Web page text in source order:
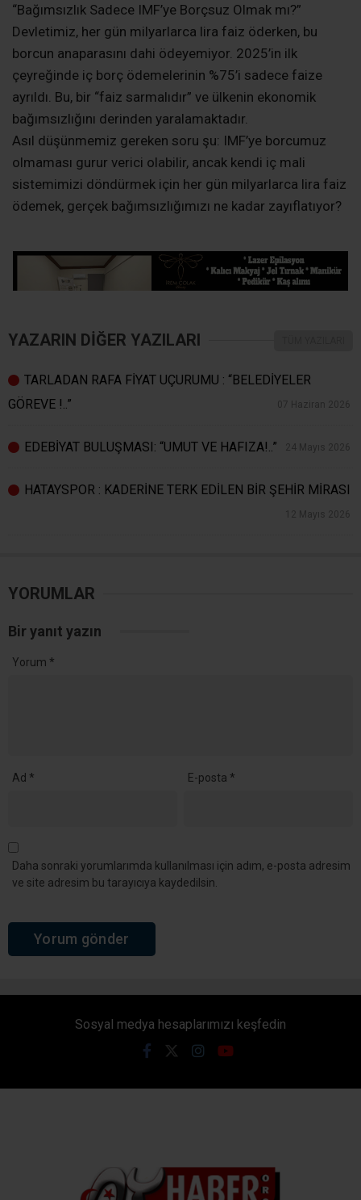
“Bağımsızlık Sadece IMF’ye Borçsuz Olmak mı?”
​Devletimiz, her gün milyarlarca lira faiz öderken, bu
borcun anaparasını dahi ödeyemiyor. 2025’in ilk
çeyreğinde iç borç ödemelerinin %75’i sadece faize
ayrıldı. Bu, bir “faiz sarmalıdır” ve ülkenin ekonomik
bağımsızlığını derinden yaralamaktadır.
​Asıl düşünmemiz gereken soru şu: IMF’ye borcumuz
olmaması gurur verici olabilir, ancak kendi iç mali
sistemimizi döndürmek için her gün milyarlarca lira faiz
ödemek, gerçek bağımsızlığımızı ne kadar zayıflatıyor?
YAZARIN DİĞER YAZILARI
TARLADAN RAFA FİYAT UÇURUMU : “BELEDİYELER
GÖREVE !..”
07 Haziran 2026
EDEBİYAT BULUŞMASI: “UMUT VE HAFIZA!..” 24 Mayıs 2026
HATAYSPOR : KADERİNE TERK EDİLEN BİR ŞEHİR MİRASI
12 Mayıs 2026
YORUMLAR
Bir yanıt yazın
Yorum *
Ad * E-posta *
Daha sonraki yorumlarımda kullanılması için adım, e-posta adresim
ve site adresim bu tarayıcıya kaydedilsin.
Sosyal medya hesaplarımızı keşfedin